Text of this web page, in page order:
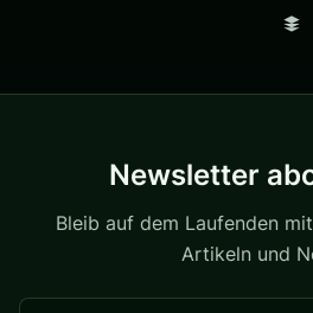
Newsletter
Bleib auf dem Laufenden
Artikeln und